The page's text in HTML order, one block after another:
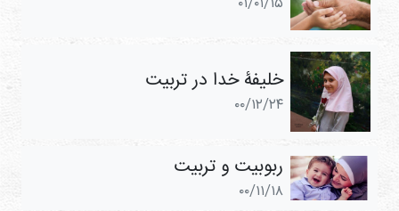
خلیفۀ خدا در تربیت
۰۰/۱۲/۲۴
ربوبیت و تربیت
۰۰/۱۱/۱۸